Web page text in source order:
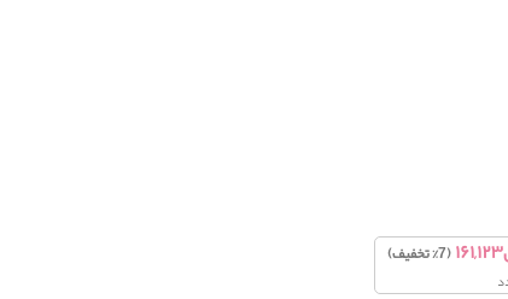
۱۶۱,۱۲۳(7% تخفیف)